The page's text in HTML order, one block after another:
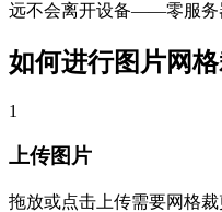
远不会离开设备——零服务
如何进行图片网
1
上传图片
拖放或点击上传需要网格裁